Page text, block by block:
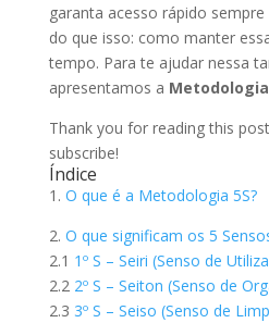
garanta acesso rápido
do que isso: como manter
tempo. Para te ajudar nessa
apresentamos a Metodologia
Thank you for reading this
subscribe!
Índice
1. O que é a Metodologia 5S?
2. O que significam os 5
2.1 1º S – Seiri (Senso de
2.2 2º S – Seiton (Senso de
2.3 3º S – Seiso (Senso de